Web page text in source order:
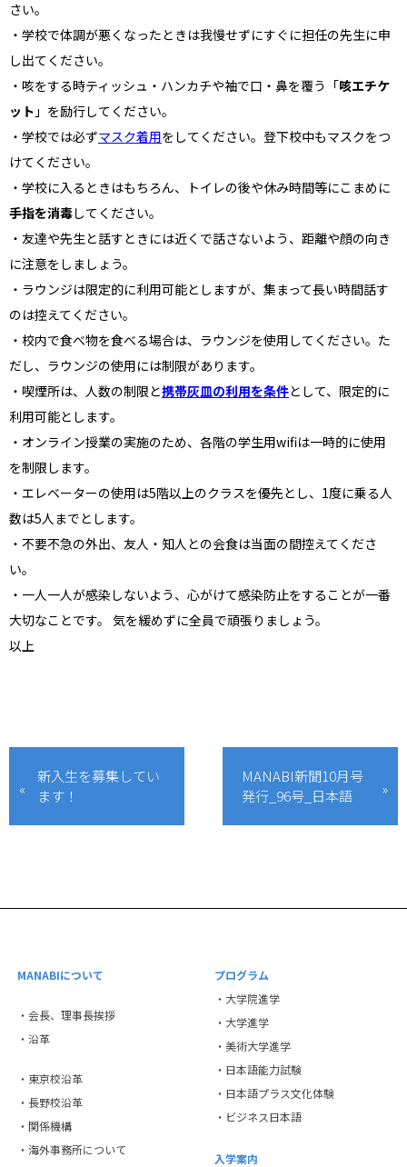
さい。
・学校で体調が悪くなったときは我慢せずにすぐに担任の先⽣に申
し出てください。
・咳をする時ティッシュ・ハンカチや袖で⼝・⿐を覆う「咳エチケ
ット 」を励⾏してください。
・学校では必ずマスク着⽤をしてください。登下校中もマスクをつ
けてください。
・学校に⼊るときはもちろん、トイレの後や休み時間等にこまめに
⼿指を消毒してください。
・友達や先⽣と話すときには近くで話さないよう、距離や顔の向き
に注意をしましょう。
・ラウンジは限定的に利用可能としますが、集まって長い時間話す
のは控えてください。
・校内で食べ物を食べる場合は、ラウンジを使用してください。た
だし、ラウンジの使用には制限があります。
・喫煙所は、人数の制限と携帯灰皿の利用を条件として、限定的に
利用可能とします。
・オンライン授業の実施のため、各階の学生用wifiは一時的に使用
を制限します。
・エレベーターの使用は5階以上のクラスを優先とし、1度に乗る人
数は5人までとします。
・不要不急の外出、友⼈・知⼈との会⾷は当⾯の間控えてくださ
い。
・⼀⼈⼀⼈が感染しないよう、⼼がけて感染防⽌をすることが⼀番
⼤切なことです。 気を緩めずに全員で頑張りましょう。
以上
新入生を募集してい
ます！
MANABI新聞10月号
発行_96号_日本語
MANABIについて
・会長、理事長挨拶
・沿革
・東京校沿革
・長野校沿革
・関係機構
・海外事務所について
プログラム
・大学院進学
・大学進学
・美術大学進学
・日本語能力試験
・日本語プラス文化体験
・ビジネス日本語
入学案内